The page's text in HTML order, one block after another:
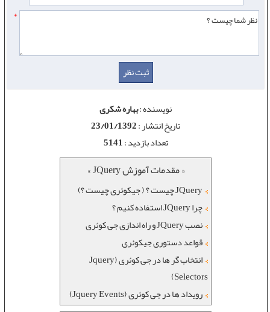
*
نویسنده :بهاره شکری
تاریخ انتشار :23/01/1392
تعداد بازدید :5141
« مقدمات آموزش JQuery »
JQuery چیست ؟ ( جیکوئری چیست ؟)
چرا JQuery استفاده کنیم ؟
نصب JQuery و راه اندازی جی کوئری
قواعد دستوری جیکوئری
انتخاب گر ها در جی کوئری (Jquery
Selectors)
رویداد ها در جی کوئری (Jquery Events)